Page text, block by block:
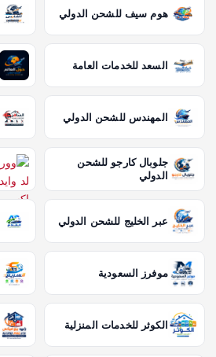
هوم سيف للشحن الدولي
السعد للخدمات العامة
المهندس للشحن الدولي
جلوبال كارجو للشحن
الدولي
عبر الخليج للشحن الدولي
موفرز السعودية
الكوثر للخدمات المنزلية